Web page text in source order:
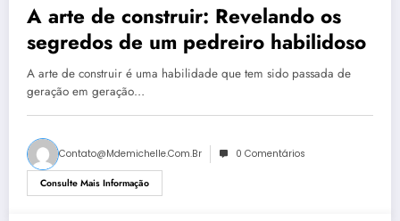
A arte de construir: Revelando os
segredos de um pedreiro habilidoso
A arte de construir é uma habilidade que tem sido passada de
geração em geração…
Contato@mdemichelle.com.br 0 Comentários
Consulte Mais Informação